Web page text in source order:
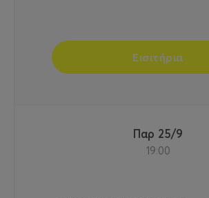
Εισιτήρια
Παρ 25/9
19:00